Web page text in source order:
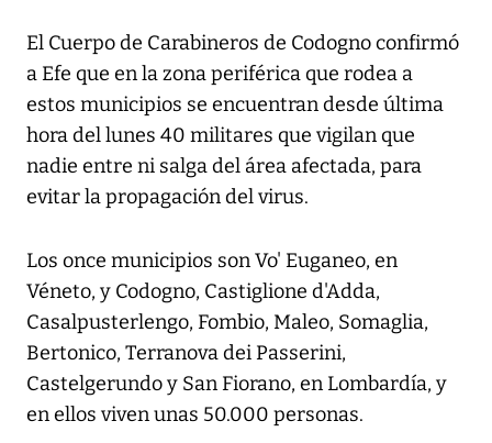
El Cuerpo de Carabineros de Codogno confirmó
a Efe que en la zona periférica que rodea a
estos municipios se encuentran desde última
hora del lunes 40 militares que vigilan que
nadie entre ni salga del área afectada, para
evitar la propagación del virus.
Los once municipios son Vo' Euganeo, en
Véneto, y Codogno, Castiglione d'Adda,
Casalpusterlengo, Fombio, Maleo, Somaglia,
Bertonico, Terranova dei Passerini,
Castelgerundo y San Fiorano, en Lombardía, y
en ellos viven unas 50.000 personas.